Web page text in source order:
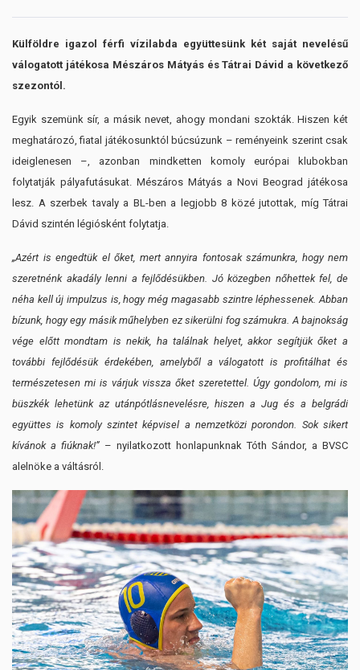
Külföldre igazol férfi vízilabda együttesünk két saját nevelésű
válogatott játékosa Mészáros Mátyás és Tátrai Dávid a következő
szezontól.
Egyik szemünk sír, a másik nevet, ahogy mondani szokták. Hiszen két
meghatározó, fiatal játékosunktól búcsúzunk – reményeink szerint csak
ideiglenesen –, azonban mindketten komoly európai klubokban
folytatják pályafutásukat. Mészáros Mátyás a Novi Beograd játékosa
lesz. A szerbek tavaly a BL-ben a legjobb 8 közé jutottak, míg Tátrai
Dávid szintén légiósként folytatja.
„Azért is engedtük el őket, mert annyira fontosak számunkra, hogy nem
szeretnénk akadály lenni a fejlődésükben. Jó közegben nőhettek fel, de
néha kell új impulzus is, hogy még magasabb szintre léphessenek. Abban
bízunk, hogy egy másik műhelyben ez sikerülni fog számukra. A bajnokság
vége előtt mondtam is nekik, ha találnak helyet, akkor segítjük őket a
további fejlődésük érdekében, amelyből a válogatott is profitálhat és
természetesen mi is várjuk vissza őket szeretettel. Úgy gondolom, mi is
büszkék lehetünk az utánpótlásnevelésre, hiszen a Jug és a belgrádi
együttes is komoly szintet képvisel a nemzetközi porondon. Sok sikert
kívánok a fiúknak!” – nyilatkozott honlapunknak Tóth Sándor, a BVSC
alelnöke a váltásról.